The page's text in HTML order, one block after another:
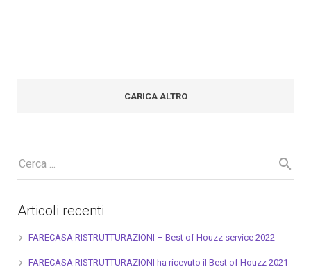
CARICA ALTRO
Articoli recenti
FARECASA RISTRUTTURAZIONI – Best of Houzz service 2022
FARECASA RISTRUTTURAZIONI ha ricevuto il Best of Houzz 2021